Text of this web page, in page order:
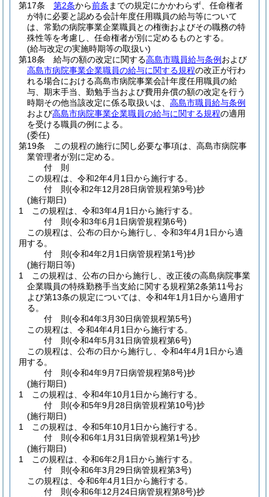
第17条
第2条から前条 までの規定にかかわらず、任命権者
が特に必要と認める会計年度任用職員の給与等について
は、常勤の病院事業企業職員との権衡およびその職務の特
殊性等を考慮し、任命権者が別に定めるものとする。
(給与改定の実施時期等の取扱い)
第18条
給与の額の改定に関する高島市職員給与条例 および
高島市病院事業企業職員の給与に関する規程の改正が行わ
れる場合における高島市病院事業会計年度任用職員の給
与、期末手当、勤勉手当および費用弁償の額の改定を行う
時期その他当該改定に係る取扱いは、 高島市職員給与条例
および高島市病院事業企業職員の給与に関する規程の適用
を受ける職員の例による。
(委任)
第19条
この規程の施行に関し必要な事項は、高島市病院事
業管理者が別に定める。
付 則
この規程は、令和2年4月1日から施行する。
付 則(令和2年12月28日病管規程第9号)抄
(施行期日)
1
この規程は、令和3年4月1日から施行する。
付 則(令和3年6月1日病管規程第6号)
この規程は、公布の日から施行し、令和3年4月1日から適
用する。
付 則(令和4年2月1日病管規程第1号)抄
(施行期日等)
1
この規程は、公布の日から施行し、改正後の高島病院事業
企業職員の特殊勤務手当支給に関する規程第2条第11号お
よび第13条の規定については、令和4年1月1日から適用す
る。
付 則(令和4年3月30日病管規程第5号)
この規程は、令和4年4月1日から施行する。
付 則(令和4年5月31日病管規程第6号)
この規程は、公布の日から施行し、令和4年4月1日から適
用する。
付 則(令和4年9月7日病管規程第8号)抄
(施行期日)
1
この規程は、令和4年10月1日から施行する。
付 則(令和5年9月28日病管規程第10号)抄
(施行期日)
1
この規程は、令和5年10月1日から施行する。
付 則(令和6年1月31日病管規程第1号)抄
(施行期日)
1
この規程は、令和6年2月1日から施行する。
付 則(令和6年3月29日病管規程第3号)
この規程は、令和6年4月1日から施行する。
付 則(令和6年12月24日病管規程第8号)抄